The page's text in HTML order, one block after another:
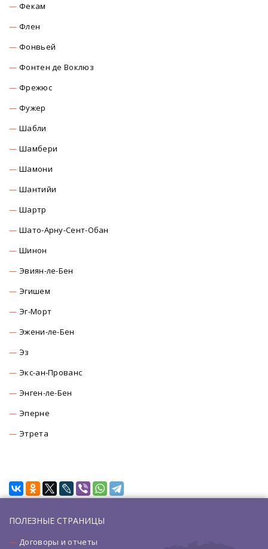
Фекам
Флен
Фонвьей
Фонтен де Воклюз
Фрежюс
Фужер
Шабли
Шамбери
Шамони
Шантийи
Шартр
Шато-Арну-Сент-Обан
Шинон
Эвиян-ле-Бен
Эгишем
Эг-Морт
Эжени-ле-Бен
Эз
Экс-ан-Прованс
Энген-ле-Бен
Эперне
Этрета
ПОЛЕЗНЫЕ СТРАНИЦЫ
Договоры и отчеты